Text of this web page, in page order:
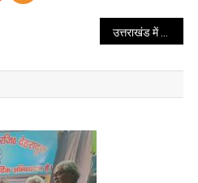
उत्तराखंड में अब मिलेगा बिजली मे 50% तक की सब्सिडी